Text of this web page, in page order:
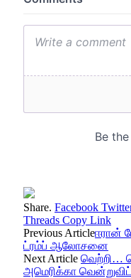
Share. Facebook
Threads Copy Link
Previous Articleஈரான்
ட்ரம்ப் ஆலோசனை
Next Article வெற்றி…
அமெரிக்கா